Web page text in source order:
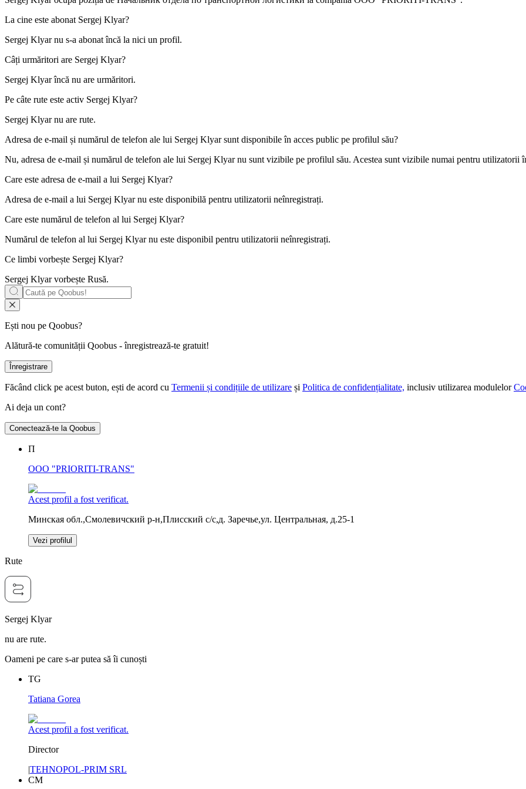
La cine este abonat Sergej Klyar?
Sergej Klyar nu s-a abonat încă la nici un profil.
Câți urmăritori are Sergej Klyar?
Sergej Klyar încă nu are urmăritori.
Pe câte rute este activ Sergej Klyar?
Sergej Klyar nu are rute.
Adresa de e-mail și numărul de telefon ale lui Sergej Klyarsunt disponibile în acces public pe profilul său?
Nu, adresa de e-mail și numărul de telefon ale lui Sergej Klyar nu sunt vizibile pe profilul său. Acestea sunt vizibile numai pentru utilizatorii
Care este adresa de e-mail a lui Sergej Klyar?
Adresa de e-mail a lui Sergej Klyar nu este disponibilă pentru utilizatorii neînregistrați.
Care este numărul de telefon al lui Sergej Klyar?
Numărul de telefon al lui Sergej Klyar nu este disponibil pentru utilizatorii neînregistrați.
Ce limbi vorbește Sergej Klyar?
Sergej Klyar vorbește Rusă.
Ești nou pe Qoobus?
Alătură-te comunității Qoobus - înregistrează-te gratuit!
Înregistrare
Făcând click pe acest buton, ești de acord cu Termenii și condițiile de utilizare și Politica de confidențialitate, inclusiv utilizarea modulelor
Ai deja un cont?
Conectează-te la Qoobus
П
OOO "PRIORITI-TRANS"
Acest profil a fost verificat.
Минская обл.,Смолевичский р-н,Плисский с/с,д. Заречье,ул. Центральная, д.25-1
Vezi profilul
Rute
Sergej Klyar
nu are rute.
Oameni pe care s-ar putea să îi cunoști
TG
Tatiana Gorea
Acest profil a fost verificat.
Director
|TEHNOPOL-PRIM SRL
CM